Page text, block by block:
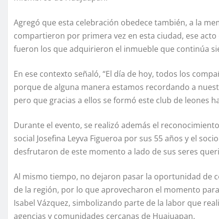
Agregó que esta celebración obedece también, a la
compartieron por primera vez en esta ciudad, ese
fueron los que adquirieron el inmueble que continúa
En ese contexto señaló, “El día de hoy, todos los
porque de alguna manera estamos recordando a
pero que gracias a ellos se formó este club de leones
Durante el evento, se realizó además el
social Josefina Leyva Figueroa por sus 55 años y el
desfrutaron de este momento a lado de sus seres
Al mismo tiempo, no dejaron pasar la oportunidad de
de la región, por lo que aprovecharon el momento
Isabel Vázquez, simbolizando parte de la labor que
agencias y comunidades cercanas de Huajuapan.